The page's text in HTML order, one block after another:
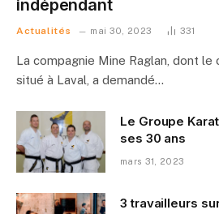
indépendant
Actualités mai 30, 2023 331
La compagnie Mine Raglan, dont
situé à Laval, a demandé…
Le Groupe
ses 30 ans
mars 31, 2023
3 travailleurs